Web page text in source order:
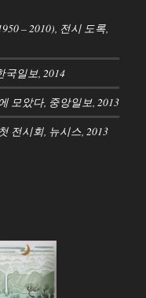
– 2010), 전시 도록,
국일보, 2014
모았다, 중앙일보, 2013
전시회, 뉴시스, 2013